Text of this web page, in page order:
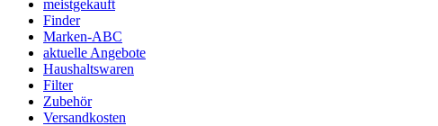
meistgekauft
Finder
Marken-ABC
aktuelle Angebote
Haushaltswaren
Filter
Zubehör
Versandkosten